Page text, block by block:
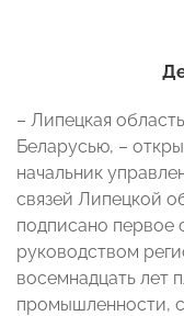
– Липецкая
Беларусью, –
начальник
связей Липецкой
подписано первое
руководством
восемнадцать лет
промышленности,